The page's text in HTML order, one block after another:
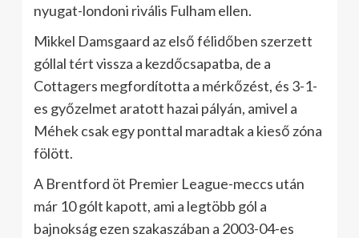
nyugat-londoni rivális Fulham ellen.
Mikkel Damsgaard az első félidőben szerzett
góllal tért vissza a kezdőcsapatba, de a
Cottagers megfordította a mérkőzést, és 3-1-
es győzelmet aratott hazai pályán, amivel a
Méhek csak egy ponttal maradtak a kieső zóna
fölött.
A Brentford öt Premier League-meccs után
már 10 gólt kapott, ami a legtöbb gól a
bajnokság ezen szakaszában a 2003-04-es